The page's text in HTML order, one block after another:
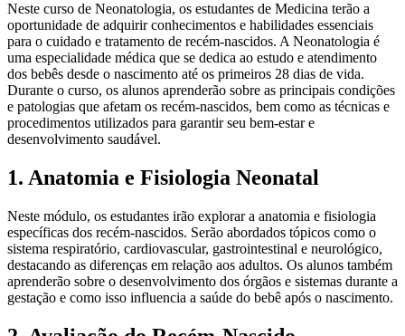
Neste curso de Neonatologia, os estudantes de Medicina terão a
oportunidade de adquirir conhecimentos e habilidades essenciais
para o cuidado e tratamento de recém-nascidos. A Neonatologia é
uma especialidade médica que se dedica ao estudo e atendimento
dos bebês desde o nascimento até os primeiros 28 dias de vida.
Durante o curso, os alunos aprenderão sobre as principais condições
e patologias que afetam os recém-nascidos, bem como as técnicas e
procedimentos utilizados para garantir seu bem-estar e
desenvolvimento saudável.
1. Anatomia e Fisiologia Neonatal
Neste módulo, os estudantes irão explorar a anatomia e fisiologia
específicas dos recém-nascidos. Serão abordados tópicos como o
sistema respiratório, cardiovascular, gastrointestinal e neurológico,
destacando as diferenças em relação aos adultos. Os alunos também
aprenderão sobre o desenvolvimento dos órgãos e sistemas durante a
gestação e como isso influencia a saúde do bebê após o nascimento.